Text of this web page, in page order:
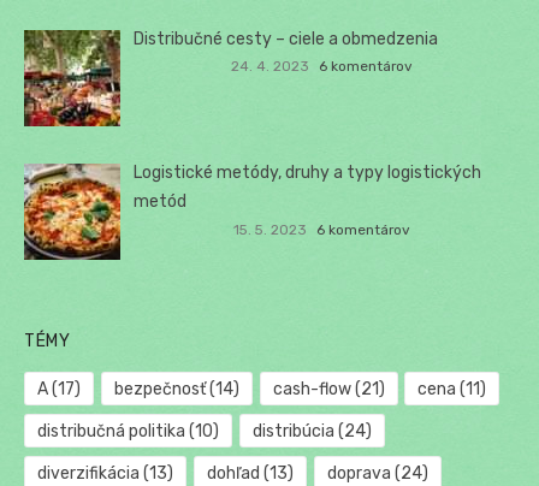
Distribučné cesty – ciele a obmedzenia
24. 4. 2023 6 komentárov
Logistické metódy, druhy a typy logistických
metód
15. 5. 2023 6 komentárov
TÉMY
A(17) bezpečnosť(14) cash-flow(21) cena (11)
distribučná politika (10) distribúcia (24)
diverzifikácia (13) dohľad (13) doprava (24)